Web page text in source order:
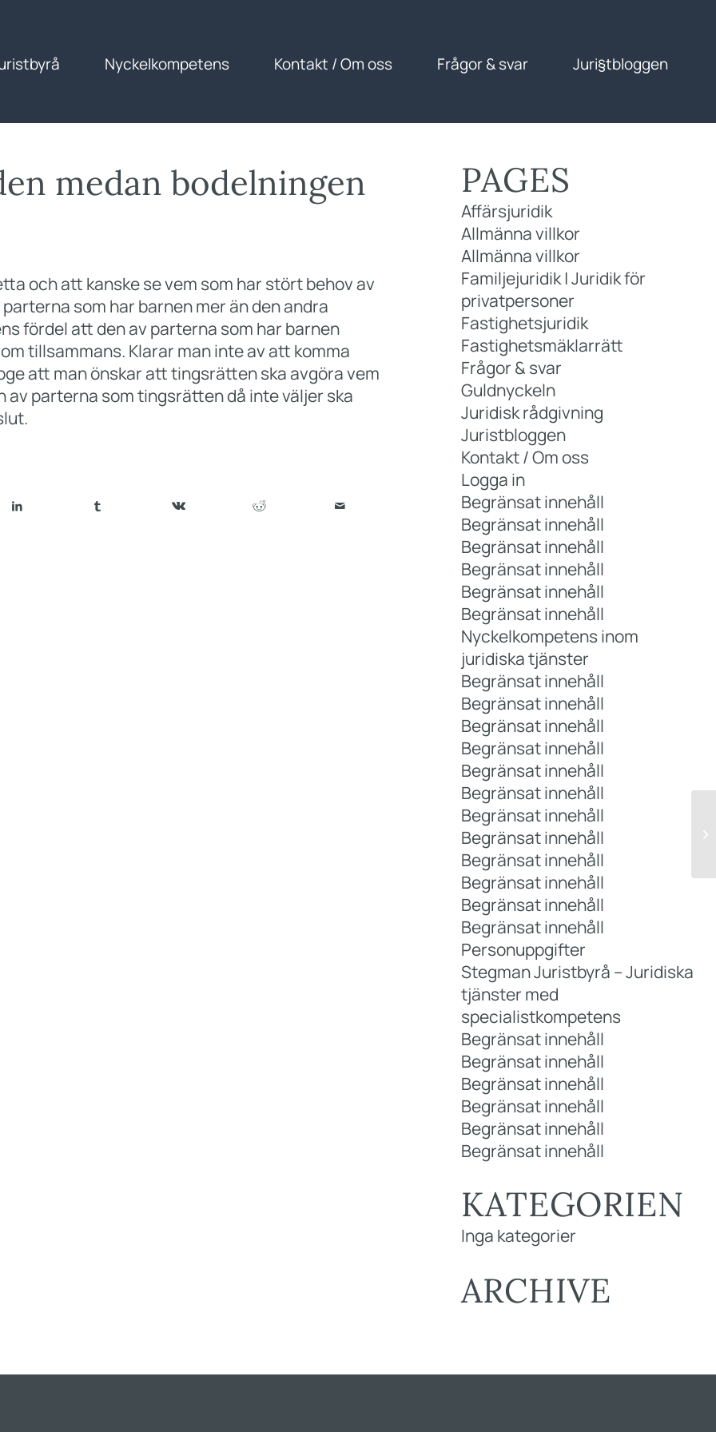
Nyckelkompetens Kontakt / Om oss Frågor & svar Juri§tbloggen
medan bodelningen
och att kanske se vem som har stört behov av
som har barnen mer än den andra
fördel att den av parterna som har barnen
tillsammans. Klarar man inte av att komma
att man önskar att tingsrätten ska avgöra vem
av parterna som tingsrätten då inte väljer ska
PAGES
Affärsjuridik
Allmänna villkor
Allmänna villkor
Familjejuridik | Juridik för
privatpersoner
Fastighetsjuridik
Fastighetsmäklarrätt
Frågor & svar
Guldnyckeln
Juridisk rådgivning
Juristbloggen
Kontakt / Om oss
Logga in
Begränsat innehåll
Begränsat innehåll
Begränsat innehåll
Begränsat innehåll
Begränsat innehåll
Begränsat innehåll
Nyckelkompetens inom
juridiska tjänster
Begränsat innehåll
Begränsat innehåll
Begränsat innehåll
Begränsat innehåll
Begränsat innehåll
Begränsat innehåll
Begränsat innehåll
Begränsat innehåll
Begränsat innehåll
Begränsat innehåll
Begränsat innehåll
Begränsat innehåll
Personuppgifter
Stegman Juristbyrå – Juridiska
tjänster med
specialistkompetens
Begränsat innehåll
Begränsat innehåll
Begränsat innehåll
Begränsat innehåll
Begränsat innehåll
Begränsat innehåll
KATEGORIEN
Inga kategorier
ARCHIVE